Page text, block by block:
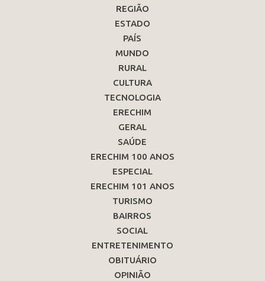
REGIÃO
ESTADO
PAÍS
MUNDO
RURAL
CULTURA
TECNOLOGIA
ERECHIM
GERAL
SAÚDE
ERECHIM 100 ANOS
ESPECIAL
ERECHIM 101 ANOS
TURISMO
BAIRROS
SOCIAL
ENTRETENIMENTO
OBITUÁRIO
OPINIÃO